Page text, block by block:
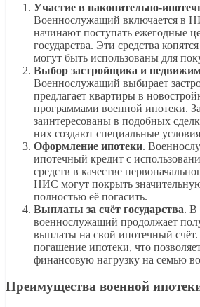
Участие в накопительно-
Военнослужащий включается в
начинают поступать ежегодные
государства. Эти средства
могут быть использованы для
Выбор застройщика и
Военнослужащий выбирает
предлагает квартиры в
программами военной ипотеки.
заинтересованы в подобных
них создают специальные
Оформление ипотеки.
ипотечный кредит с
средств в качестве
НИС могут покрыть
полностью её погасить.
Выплаты за счёт государства. В
военнослужащий продолжает
выплаты на свой ипотечный счёт.
погашение ипотеки, что
финансовую нагрузку на семью
Преимущества военной